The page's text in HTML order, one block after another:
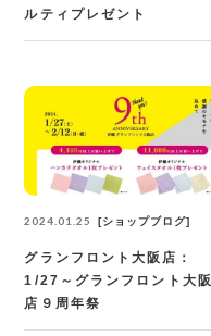
ルティプレゼント
2024.01.25 ショップブログ
グランフロント大阪店：
1/27～グランフロント大阪
店９周年祭